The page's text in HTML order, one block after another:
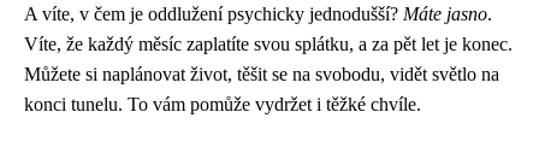
A víte, v čem je oddlužení psychicky jednodušší? Máte jasno.
Víte, že každý měsíc zaplatíte svou splátku, a za pět let je konec.
Můžete si naplánovat život, těšit se na svobodu, vidět světlo na
konci tunelu. To vám pomůže vydržet i těžké chvíle.